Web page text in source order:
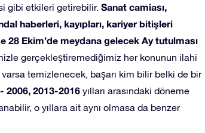
gibi etkileri getirebilir. Sanat camiası,
haberleri, kayıpları, kariyer bitişleri
28 Ekim’de meydana gelecek Ay tutulması
gerçekleştiremediğimiz her konunun ilahi
temizlenecek, başarı kim bilir belki de bir
2006, 2013-2016 yılları arasındaki döneme
o yıllara ait aynı olmasa da benzer